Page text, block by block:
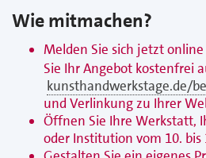
Wie mitmachen?
Melden Sie sich jetzt
Sie Ihr Angebot kostenfrei
kunsthandwerkstage.de/
und Verlinkung zu Ihrer
Öffnen Sie Ihre Werkstatt,
oder Institution vom 10. bis